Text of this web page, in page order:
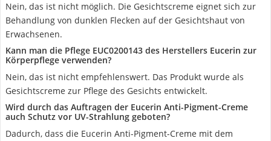
Nein, das ist nicht möglich. Die Gesichtscreme eignet sich zur
Behandlung von dunklen Flecken auf der Gesichtshaut von
Erwachsenen.
Kann man die Pflege EUC0200143 des Herstellers Eucerin zur
Körperpflege verwenden?
Nein, das ist nicht empfehlenswert. Das Produkt wurde als
Gesichtscreme zur Pflege des Gesichts entwickelt.
Wird durch das Auftragen der Eucerin Anti-Pigment-Creme
auch Schutz vor UV-Strahlung geboten?
Dadurch, dass die Eucerin Anti-Pigment-Creme mit dem